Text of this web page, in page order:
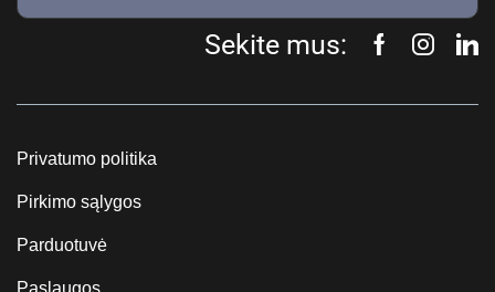
Sekite mus:
Privatumo politika
Pirkimo sąlygos
Parduotuvė
Paslaugos